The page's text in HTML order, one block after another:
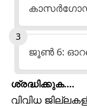
ജൂൺ 6:
ശ്രദ്ധിക്കുക….
വിവിധ